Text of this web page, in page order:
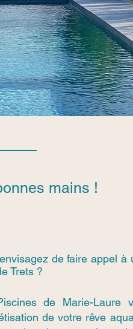
mains !
de faire appel à
Trets ?
de Marie-Laure
de votre rêve